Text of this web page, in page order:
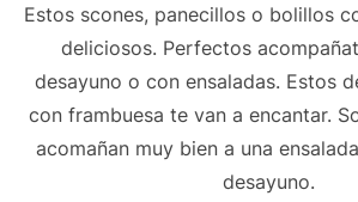
Estos scones, panecillos o bolillos
deliciosos. Perfectos
desayuno o con ensaladas. Estos
con frambuesa te van a encantar.
acomañan muy bien a una
desayuno.